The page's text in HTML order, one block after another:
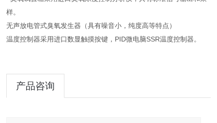
样。
无声放电管式臭氧发生器（具有噪音小，纯度高等特点）
温度控制器采用进口数显触摸按键，PID微电脑SSR温度控制器。
产品咨询